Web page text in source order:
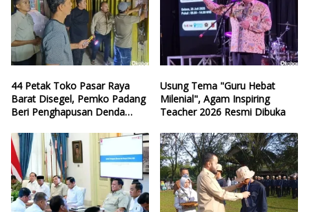
44 Petak Toko Pasar Raya
Barat Disegel, Pemko Padang
Beri Penghapusan Denda
Usung Tema "Guru Hebat
Milenial", Agam Inspiring
Teacher 2026 Resmi Dibuka